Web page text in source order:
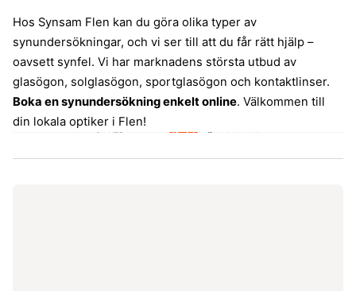
Hos Synsam Flen kan du göra olika typer av
synundersökningar, och vi ser till att du får rätt hjälp –
oavsett synfel. Vi har marknadens största utbud av
glasögon, solglasögon, sportglasögon och kontaktlinser.
Boka en synundersökning enkelt online. Välkommen till
din lokala optiker i Flen!